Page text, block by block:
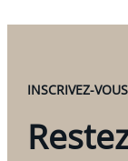
INSCRIVEZ-VOUS